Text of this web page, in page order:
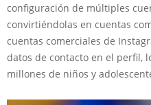
configuración de múltiples
convirtiéndolas en cuentas
cuentas comerciales de
datos de contacto en el perfil,
millones de niños y